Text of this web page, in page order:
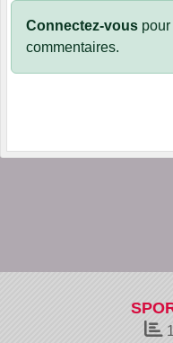
Connectez-vous
commentaires.